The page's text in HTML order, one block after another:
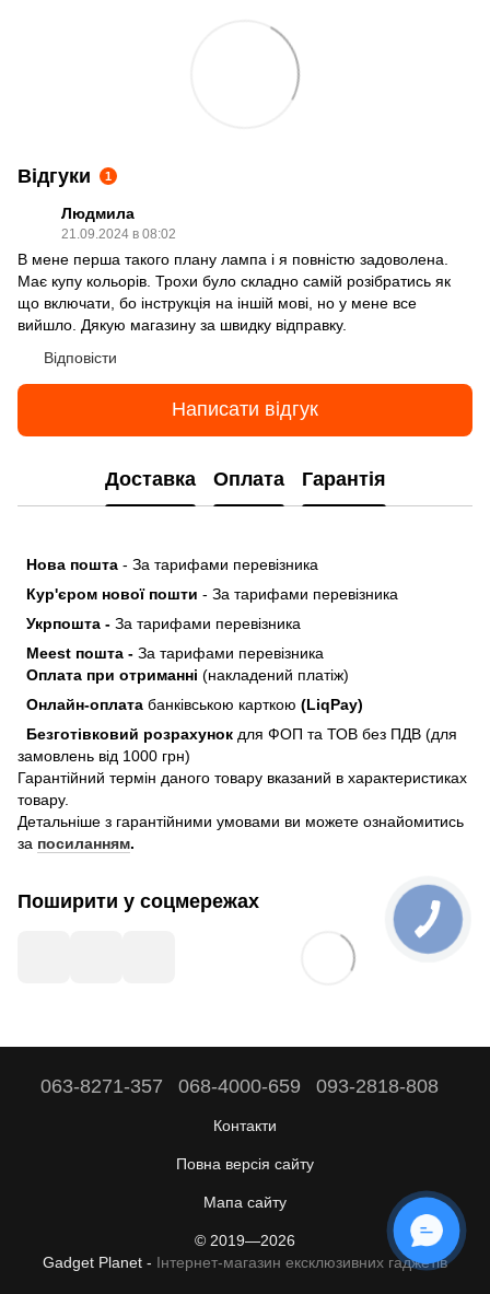
Відгуки 1
Людмила
21.09.2024 в 08:02
В мене перша такого плану лампа і я повністю задоволена.
Має купу кольорів. Трохи було складно самій розібратись як
що включати, бо інструкція на іншій мові, но у мене все
вийшло. Дякую магазину за швидку відправку.
Відповісти
Написати відгук
Доставка Оплата Гарантія
Нова пошта - За тарифами перевізника
Кур'єром нової пошти - За тарифами перевізника
Укрпошта - За тарифами перевізника
Meest пошта - За тарифами перевізника
Оплата при отриманні (накладений платіж)
Онлайн-оплата банківською карткою (LiqPay)
Безготівковий розрахунок для ФОП та ТОВ без ПДВ (для
замовлень від 1000 грн)
Гарантійний термін даного товару вказаний в характеристиках
товару.
Детальніше з гарантійними умовами ви можете ознайомитись
за посиланням.
Поширити у соцмережах
063-8271-357 068-4000-659 093-2818-808
Контакти
Повна версія сайту
Мапа сайту
© 2019—2026
Gadget Planet - Інтернет-магазин ексклюзивних гаджетів